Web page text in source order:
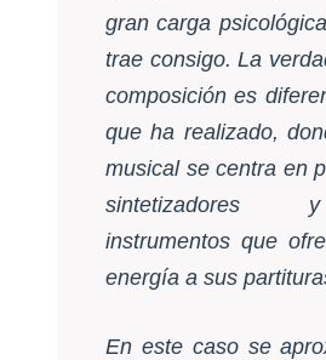
gran carga
trae consigo. La
composición es
que ha realizado,
musical se centra en
instrumentos que
energía a sus
En este caso se